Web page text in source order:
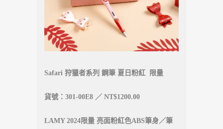
Safari 狩獵者系列 鋼筆 夏日粉紅 限量
貨號：301-00E8 ／ NT$1200.00
LAMY 2024限量 亮面粉紅色ABS筆身／筆